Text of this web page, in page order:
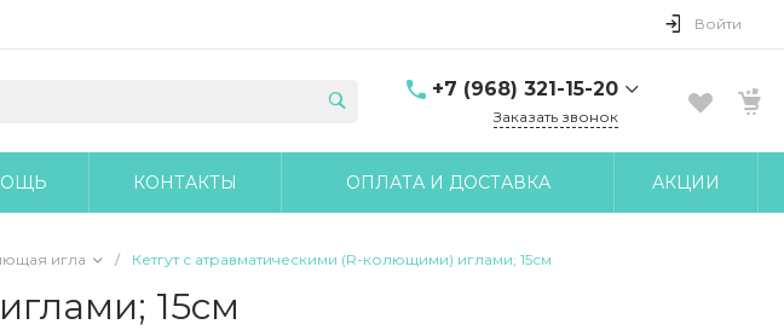
Войти
+7 (968) 321-15-20
г. Москва, ул. Клары
udobnomed@yandex.ru
Заказать звонок
КОНТАКТЫ ОПЛАТА И ДОСТАВКА АКЦИИ
игла / Кетгут с атравматическими (R-колющими) иглами; 15см
15см